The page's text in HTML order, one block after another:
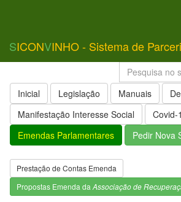
SICONVINHO - Sistema de
Inicial Legislação Manuais
Manifestação Interesse Social
Covid-
Emendas Parlamentares
Pedir Nova
Prestação de Contas Emenda
Propostas Emenda da Associação de